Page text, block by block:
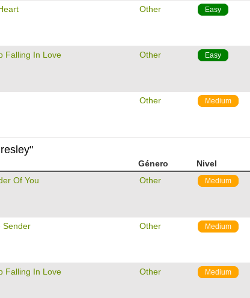
Other Easy
Falling In Love Other Easy
Other Medium
Género
Nivel
Of You Other Medium
Sender Other Medium
Falling In Love Other Medium